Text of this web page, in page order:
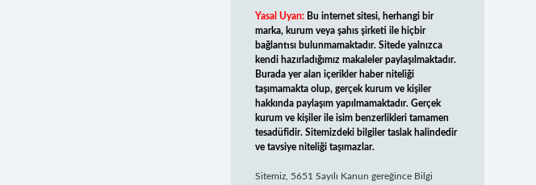
Yasal Uyarı: Bu internet sitesi, herhangi bir
marka, kurum veya şahıs şirketi ile hiçbir
bağlantısı bulunmamaktadır. Sitede yalnızca
kendi hazırladığımız makaleler paylaşılmaktadır.
Burada yer alan içerikler haber niteliği
taşımamakta olup, gerçek kurum ve kişiler
hakkında paylaşım yapılmamaktadır. Gerçek
kurum ve kişiler ile isim benzerlikleri tamamen
tesadüfidir. Sitemizdeki bilgiler taslak halindedir
ve tavsiye niteliği taşımazlar.
Sitemiz, 5651 Sayılı Kanun gereğince Bilgi